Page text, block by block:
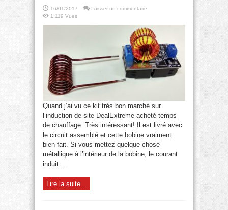
16/01/2017
Laisser un commentaire
1,119 Vues
Quand j’ai vu ce kit très bon marché sur
l’induction de site DealExtreme acheté temps
de chauffage. Très intéressant! Il est livré avec
le circuit assemblé et cette bobine vraiment
bien fait. Si vous mettez quelque chose
métallique à l’intérieur de la bobine, le courant
induit ...
Lire la suite...